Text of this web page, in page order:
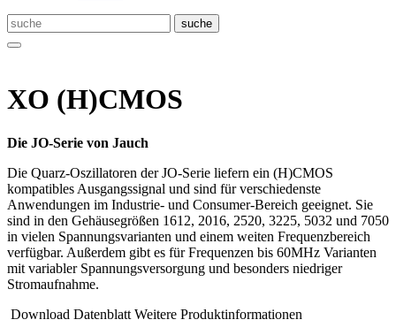
XO (H)CMOS
Die JO-Serie von Jauch
Die Quarz-Oszillatoren der JO-Serie liefern ein (H)CMOS
kompatibles Ausgangssignal und sind für verschiedenste
Anwendungen im Industrie- und Consumer-Bereich geeignet. Sie
sind in den Gehäusegrößen 1612, 2016, 2520, 3225, 5032 und 7050
in vielen Spannungsvarianten und einem weiten Frequenzbereich
verfügbar. Außerdem gibt es für Frequenzen bis 60MHz Varianten
mit variabler Spannungsversorgung und besonders niedriger
Stromaufnahme.
Download Datenblatt Weitere Produktinformationen